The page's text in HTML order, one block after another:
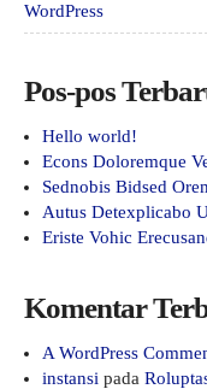
WordPress
Pos-pos
Hello world!
Econs Doloremque
Sednobis Bidsed
Autus Detexplicabo
Eriste Vohic
Komentar
A WordPress
instansi pada